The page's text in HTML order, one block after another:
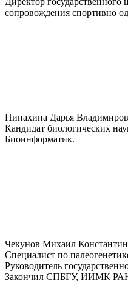
сопровождения спортивно
Пинахина Дарья
Кандидат биологических
Биоинформатик.
Чекунов Михаил
Специалист по
Руководитель
Закончил СПБГУ, ИИМК